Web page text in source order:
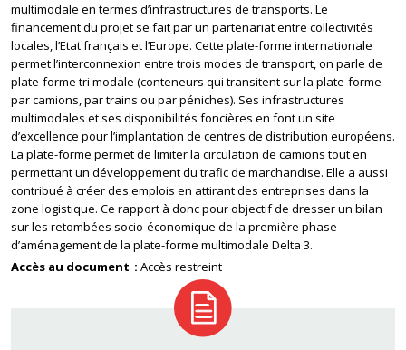
multimodale en termes d’infrastructures de transports. Le
financement du projet se fait par un partenariat entre collectivités
locales, l’Etat français et l’Europe. Cette plate-forme internationale
permet l’interconnexion entre trois modes de transport, on parle de
plate-forme tri modale (conteneurs qui transitent sur la plate-forme
par camions, par trains ou par péniches). Ses infrastructures
multimodales et ses disponibilités foncières en font un site
d’excellence pour l’implantation de centres de distribution européens.
La plate-forme permet de limiter la circulation de camions tout en
permettant un développement du trafic de marchandise. Elle a aussi
contribué à créer des emplois en attirant des entreprises dans la
zone logistique. Ce rapport à donc pour objectif de dresser un bilan
sur les retombées socio-économique de la première phase
d’aménagement de la plate-forme multimodale Delta 3.
Accès au document
Accès restreint